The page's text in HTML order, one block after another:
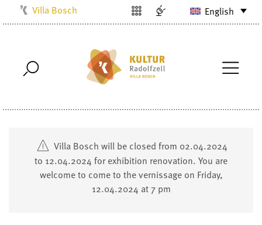
Musikschule
Stadtmuseum
Villa Bosch
Radolfzell1200
English
Villa Bosch will be closed from 02.04.2024
to 12.04.2024 for exhibition renovation. You are
welcome to come to the vernissage on Friday,
12.04.2024 at 7 pm